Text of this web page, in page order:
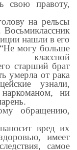
свою правоту,
на рельсы
нашли в его
могу больше
классной
старший брат
умерла от рака
узнали,
ни
обращению,
вред их
имеет
самое